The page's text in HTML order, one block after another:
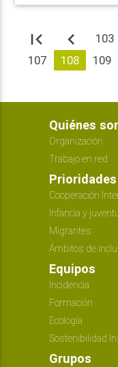
first_page navigate_before 103
107
108 109
Quiénes
Organización
Trabajo en red
Prioridades
Cooperación
Infancia y
Migrantes
Ámbitos de
Equipos
Incidencia
Formación
Ecología
Sostenibilidad
Grupos